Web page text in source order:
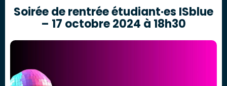
Soirée de rentrée étudiant·es ISblue
– 17 octobre 2024 à 18h30